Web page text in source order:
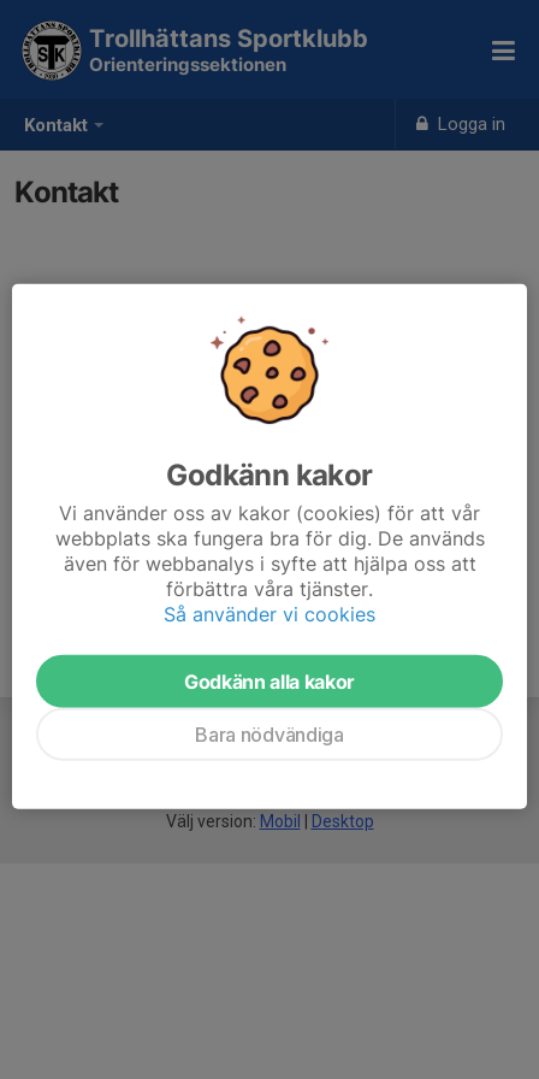
Kontakt Logga in
Trollhättans Sportklubb
Orienteringssektionen
Kontakt
Lasse Carlsson
E-post visas bara för inloggade
Välj version: Mobil Desktop
Godkänn kakor
Vi använder oss av kakor (cookies) för att vår
webbplats ska fungera bra för dig. De används
även för webbanalys i syfte att hjälpa oss att
förbättra våra tjänster.
Så använder vi cookies
Godkänn alla kakor
Bara nödvändiga